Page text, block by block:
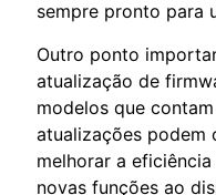
sempre pronto para
Outro ponto
atualização de
modelos que
atualizações podem
melhorar a
novas funções ao